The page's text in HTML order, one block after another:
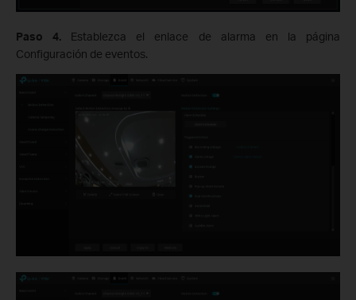
Paso 4. Establezca el enlace de alarma en la página
Configuración de eventos.